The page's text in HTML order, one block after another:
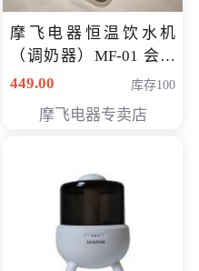
摩飞电器恒温饮水机
（调奶器）MF-01 会员
专享价366元
449.00 库存100
摩飞电器专卖店